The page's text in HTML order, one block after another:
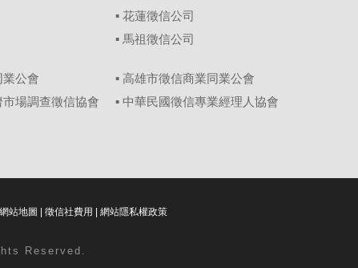
▪花蓮徵信公司
▪ 馬祖徵信公司
業公會
▪ 高雄市徵信商業同業公會
場調查徵信協會 ▪ 中華民國徵信專業經理人協會
網站地圖 徵信社費用 網站隱私權政策
Reserved.